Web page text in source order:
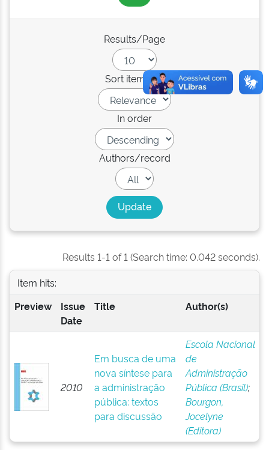
Results/Page
Sort items by
In order
Authors/record
Results 1-1 of 1 (Search time: 0.042 seconds).
Item hits:
Preview
Issue
Date
Title Author(s)
2010
Em busca de uma
nova síntese para
a administração
pública: textos
para discussão
Escola Nacional
de
Administração
Pública (Brasil);
Bourgon,
Jocelyne
(Editora)